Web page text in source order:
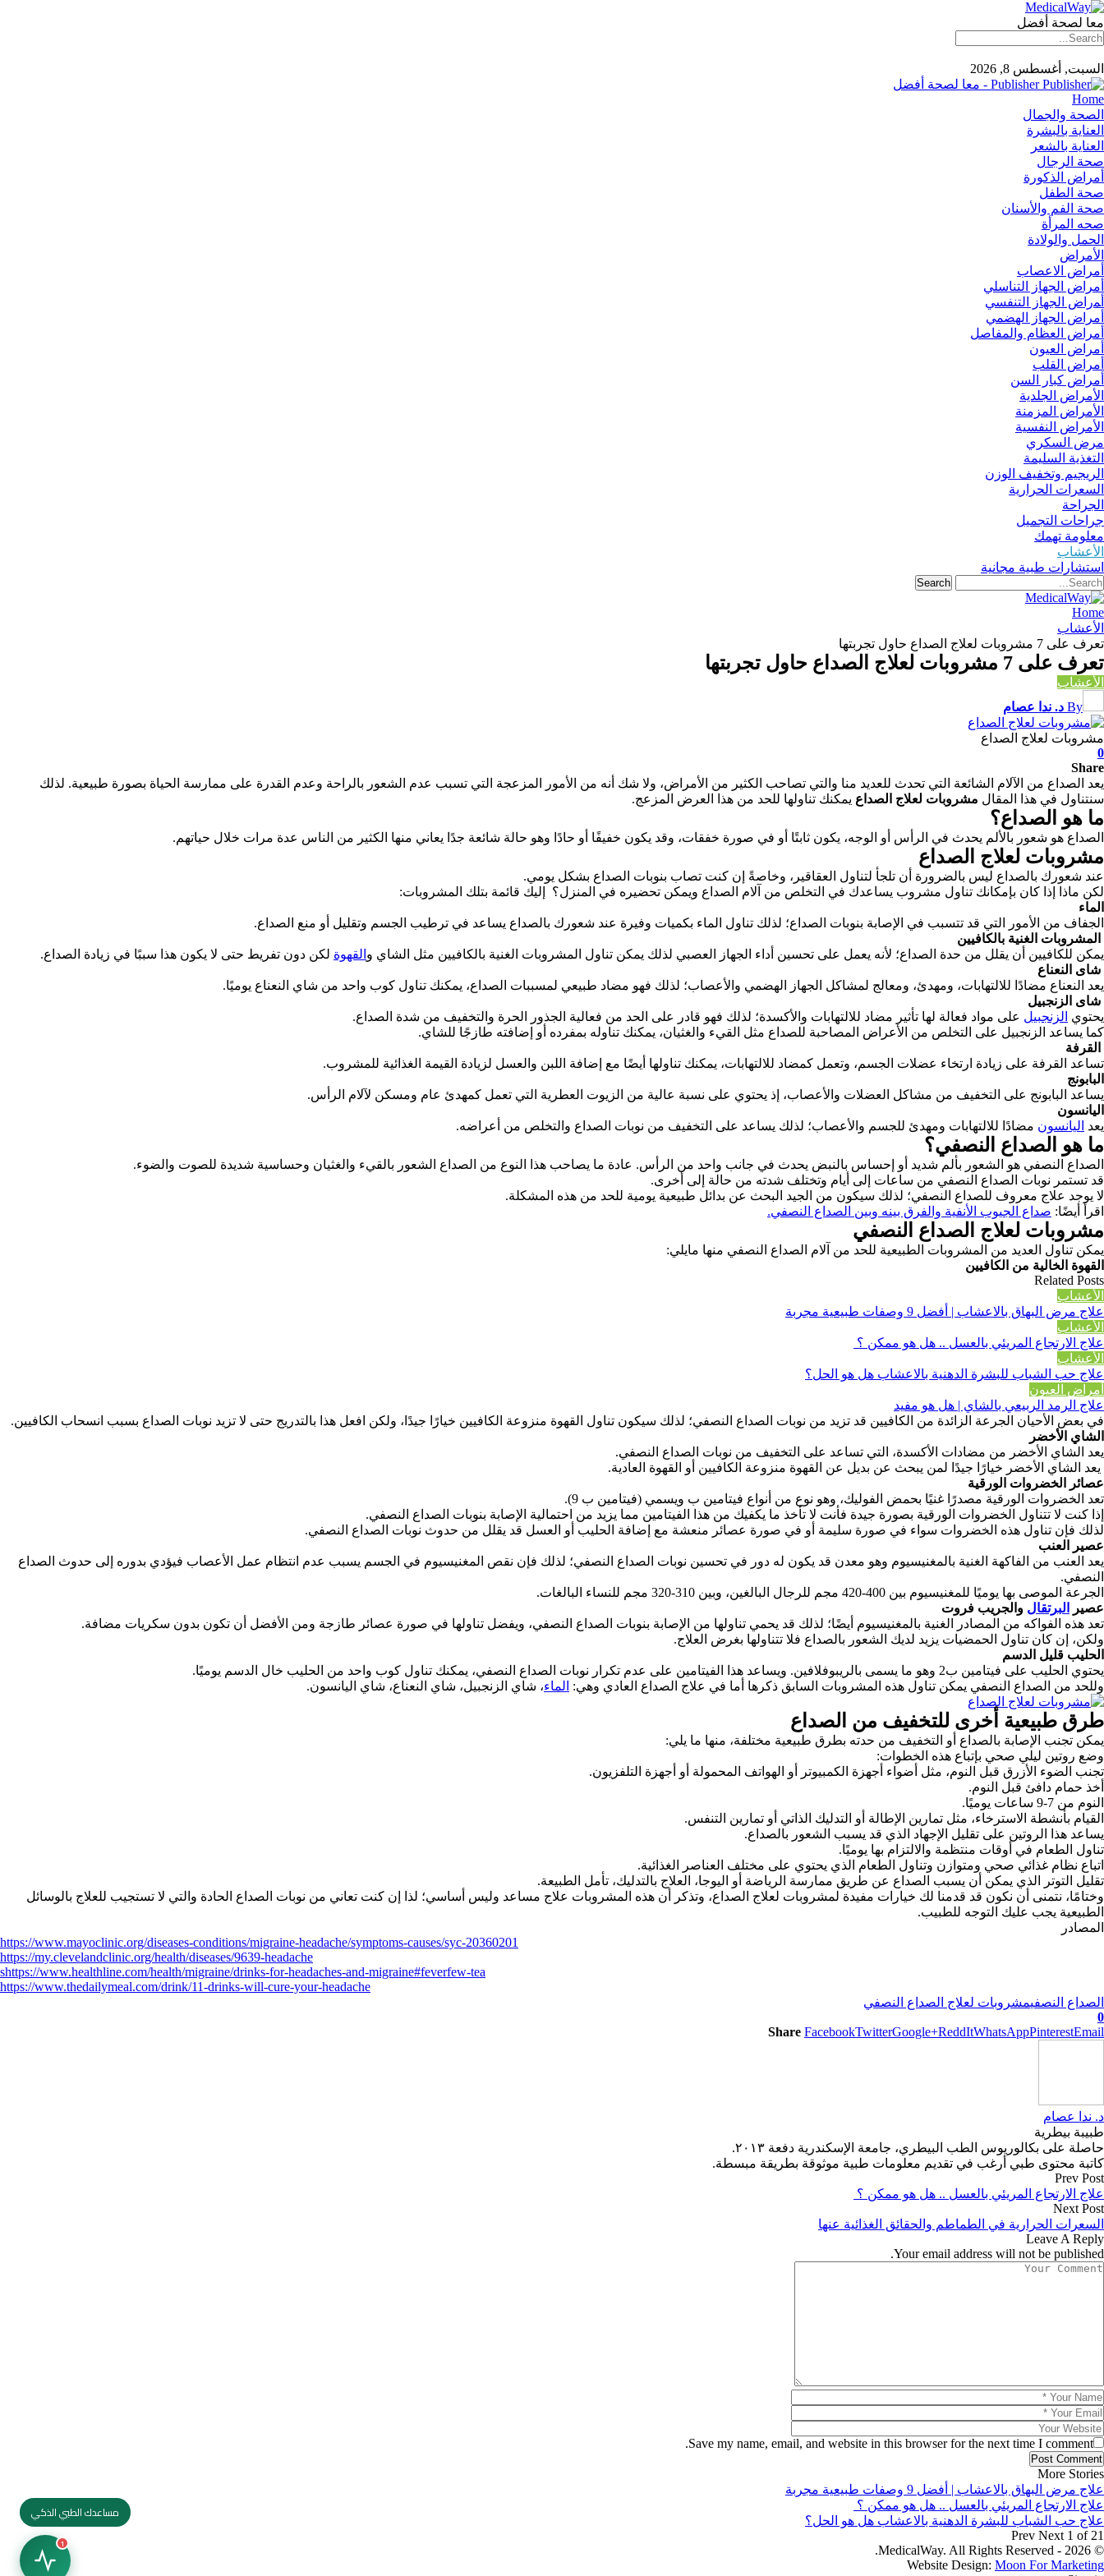
معا لصحة أفضل
السبت, أغسطس 8, 2026
Publisher - معا لصحة أفضل
Home
الصحة والجمال
العناية بالبشرة
العناية بالشعر
صحة الرجال
أمراض الذكورة
صحة الطفل
صحة الفم والأسنان
صحه المرأة
الحمل والولادة
الأمراض
أمراض الاعصاب
أمراض الجهاز التناسلي
أﻤراض اﻟﺠﻬﺎز اﻟﺘﻨﻔﺴﻲ
أمراض الجهاز الهضمي
أمراض العظام والمفاصل
أمراض العيون
أمراض القلب
أمراض كبار السن
الأمراض الجلدية
الأمراض المزمنة
الأمراض النفسية
مرض السكري
التغذية السليمة
الريجيم وتخفيف الوزن
السعرات الحرارية
الجراحة
جراحات التجميل
معلومة تهمك
الأعشاب
استشارات طبية مجانية
Home
الأعشاب
تعرف على 7 مشروبات لعلاج الصداع حاول تجربتها
تعرف على 7 مشروبات لعلاج الصداع حاول تجربتها
الأعشاب
By د. ندا عصام
مشروبات لعلاج الصداع
0
Share
يعد الصداع من الآلام الشائعة التي تحدث للعديد منا والتي تصاحب الكثير من الأمراض، ولا شك أنه من الأمور المزعجة التي تسبب عدم الشعور بالراحة وعدم القدرة على ممارسة الحياة بصورة طبيعية. لذلك
سنتناول في هذا المقال مشروبات لعلاج الصداع يمكنك تناولها للحد من هذا العرض المزعج.
ما هو الصداع؟
الصداع هو شعور بالألم يحدث في الرأس أو الوجه، يكون ثابتًا أو في صورة خفقات، وقد يكون خفيفًا أو حادًا وهو حالة شائعة جدًا يعاني منها الكثير من الناس عدة مرات خلال حياتهم.
مشروبات لعلاج الصداع
عند شعورك بالصداع ليس بالضرورة أن تلجأ لتناول العقاقير، وخاصةً إن كنت تصاب بنوبات الصداع بشكل يومي.
لكن ماذا إذا كان بإمكانك تناول مشروب يساعدك في التخلص من آلام الصداع ويمكن تحضيره في المنزل؟ إليك قائمة بتلك المشروبات:
الماء
الجفاف من الأمور التي قد تتسبب في الإصابة بنوبات الصداع؛ لذلك تناول الماء بكميات وفيرة عند شعورك بالصداع يساعد في ترطيب الجسم وتقليل أو منع الصداع.
المشروبات الغنية بالكافيين
يمكن للكافيين أن يقلل من حدة الصداع؛ لأنه يعمل على تحسين أداء الجهاز العصبي لذلك يمكن تناول المشروبات الغنية بالكافيين مثل الشاي و القهوة لكن دون تفريط حتى لا يكون هذا سببًا في زيادة الصداع.
شاى النعناع
يعد النعناع مضادًا للالتهابات، ومهدئ، ومعالج لمشاكل الجهاز الهضمي والأعصاب؛ لذلك فهو مضاد طبيعي لمسببات الصداع، يمكنك تناول كوب واحد من شاي النعناع يوميًا.
شاى الزنجبيل
يحتوي الزنجبيل على مواد فعالة لها تأثير مضاد للالتهابات والأكسدة؛ لذلك فهو قادر على الحد من فعالية الجذور الحرة والتخفيف من شدة الصداع.
كما يساعد الزنجبيل على التخلص من الأعراض المصاحبة للصداع مثل القيء والغثيان، يمكنك تناوله بمفرده أو إضافته طازجًا للشاي.
القرفة
تساعد القرفة على زيادة ارتخاء عضلات الجسم، وتعمل كمضاد للالتهابات، يمكنك تناولها أيضًا مع إضافة اللبن والعسل لزيادة القيمة الغذائية للمشروب.
البابونج
يساعد البابونج على التخفيف من مشاكل العضلات والأعصاب، إذ يحتوي على نسبة عالية من الزيوت العطرية التي تعمل كمهدئ عام ومسكن لآلام الرأس.
اليانسون
يعد اليانسون مضادًا للالتهابات ومهدئ للجسم والأعصاب؛ لذلك يساعد على التخفيف من نوبات الصداع والتخلص من أعراضه.
ما هو الصداع النصفي؟
الصداع النصفي هو الشعور بألم شديد أو إحساس بالنبض يحدث في جانب واحد من الرأس. عادة ما يصاحب هذا النوع من الصداع الشعور بالقيء والغثيان وحساسية شديدة للصوت والضوء.
قد تستمر نوبات الصداع النصفي من ساعات إلى أيام وتختلف شدته من حالة إلى أخرى.
لا يوجد علاج معروف للصداع النصفي؛ لذلك سيكون من الجيد البحث عن بدائل طبيعية يومية للحد من هذه المشكلة.
اقرأ أيضًا: صداع الجيوب الأنفية والفرق بينه وبين الصداع النصفي.
مشروبات لعلاج الصداع النصفي
يمكن تناول العديد من المشروبات الطبيعية للحد من آلام الصداع النصفي منها مايلي:
القهوة الخالية من الكافيين
Related Posts
الأعشاب
علاج مرض البهاق بالاعشاب | أفضل 9 وصفات طبيعية مجربة
الأعشاب
علاج الارتجاع المريئي بالعسل .. هل هو ممكن ؟
الأعشاب
علاج حب الشباب للبشرة الدهنية بالاعشاب هل هو الحل؟
أمراض العيون
علاج الرمد الربيعي بالشاي | هل هو مفيد
في بعض الأحيان الجرعة الزائدة من الكافيين قد تزيد من نوبات الصداع النصفي؛ لذلك سيكون تناول القهوة منزوعة الكافيين خيارًا جيدًا، ولكن افعل هذا بالتدريج حتى لا تزيد نوبات الصداع بسبب انسحاب الكافيين.
الشاي الأخضر
يعد الشاي الأخضر من مضادات الأكسدة، التي تساعد على التخفيف من نوبات الصداع النصفي.
يعد الشاي الأخضر خيارًا جيدًا لمن يبحث عن بديل عن القهوة منزوعة الكافيين أو القهوة العادية.
عصائر الخضروات الورقية
تعد الخضروات الورقية مصدرًا غنيًا بحمض الفوليك، وهو نوع من أنواع فيتامين ب ويسمي (فيتامين ب 9).
إذا كنت لا تتناول الخضروات الورقية بصورة جيدة فأنت لا تأخذ ما يكفيك من هذا الفيتامين مما يزيد من احتمالية الإصابة بنوبات الصداع النصفي.
لذلك فإن تناول هذه الخضروات سواء في صورة سليمة أو في صورة عصائر منعشة مع إضافة الحليب أو العسل قد يقلل من حدوث نوبات الصداع النصفي.
عصير العنب
يعد العنب من الفاكهة الغنية بالمغنيسيوم وهو معدن قد يكون له دور في تحسين نوبات الصداع النصفي؛ لذلك فإن نقص المغنيسيوم في الجسم يسبب عدم انتظام عمل الأعصاب فيؤدي بدوره إلى حدوث الصداع
النصفي.
الجرعة الموصى بها يوميًا للمغنيسيوم بين 400-420 مجم للرجال البالغين، وبين 310-320 مجم للنساء البالغات.
عصير
البرتقال والجريب فروت
تعد هذه الفواكه من المصادر الغنية بالمغنيسيوم أيضًا؛ لذلك قد يحمي تناولها من الإصابة بنوبات الصداع النصفي، ويفضل تناولها في صورة عصائر طازجة ومن الأفضل أن تكون بدون سكريات مضافة.
ولكن، إن كان تناول الحمضيات يزيد لديك الشعور بالصداع فلا تتناولها بغرض العلاج.
الحليب قليل الدسم
يحتوي الحليب على فيتامين ب2 وهو ما يسمى بالريبوفلافين. ويساعد هذا الفيتامين على عدم تكرار نوبات الصداع النصفي، يمكنك تناول كوب واحد من الحليب خال الدسم يوميًا.
وللحد من الصداع النصفي يمكن تناول هذه المشروبات السابق ذكرها أما في علاج الصداع العادي وهي: الماء، شاي الزنجبيل، شاي النعناع، شاي اليانسون.
طرق طبيعية أخرى للتخفيف من الصداع
يمكن تجنب الإصابة بالصداع أو التخفيف من حدته بطرق طبيعية مختلفة، منها ما يلي:
وضع روتين ليلي صحي بإتباع هذه الخطوات:
تجنب الضوء الأزرق قبل النوم، مثل أضواء أجهزة الكمبيوتر أو الهواتف المحمولة أو أجهزة التلفزيون.
أخذ حمام دافئ قبل النوم.
النوم من 7-9 ساعات يوميًا.
القيام بأنشطة الاسترخاء، مثل تمارين الإطالة أو التدليك الذاتي أو تمارين التنفس.
يساعد هذا الروتين على تقليل الإجهاد الذي قد يسبب الشعور بالصداع.
تناول الطعام في أوقات منتظمة والالتزام بها يوميًا.
اتباع نظام غذائي صحي ومتوازن وتناول الطعام الذي يحتوي على مختلف العناصر الغذائية.
تقليل التوتر الذي يمكن أن يسبب الصداع عن طريق ممارسة الرياضة أو اليوجا، العلاج بالتدليك، تأمل الطبيعة.
وختامًا، نتمنى أن نكون قد قدمنا لك خيارات مفيدة لمشروبات لعلاج الصداع، وتذكر أن هذه المشروبات علاج مساعد وليس أساسي؛ لذا إن كنت تعاني من نوبات الصداع الحادة والتي لا تستجيب للعلاج بالوسائل
الطبيعية يجب عليك التوجه للطبيب.
المصادر
https://www.mayoclinic.org/diseases-conditions/migraine-headache/symptoms-causes/syc-20360201
https://my.clevelandclinic.org/health/diseases/9639-headache
shttps://www.healthline.com/health/migraine/drinks-for-headaches-and-migraine#feverfew-tea
https://www.thedailymeal.com/drink/11-drinks-will-cure-your-headache
الصداع النصفيمشروبات لعلاج الصداع النصفي
0
Share FacebookTwitterGoogle+ReddItWhatsAppPinterestEmail
د. ندا عصام
طبيبة بيطرية
حاصلة على بكالوريوس الطب البيطري، جامعة الإسكندرية دفعة ٢٠١٣.
كاتبة محتوى طبي أرغب في تقديم معلومات طبية موثوقة بطريقة مبسطة.
Prev Post
علاج الارتجاع المريئي بالعسل .. هل هو ممكن ؟
Next Post
السعرات الحرارية في الطماطم والحقائق الغذائية عنها
Leave A Reply
Your email address will not be published.
Save my name, email, and website in this browser for the next time I comment.
More Stories
علاج مرض البهاق بالاعشاب | أفضل 9 وصفات طبيعية مجربة
علاج الارتجاع المريئي بالعسل .. هل هو ممكن ؟
علاج حب الشباب للبشرة الدهنية بالاعشاب هل هو الحل؟
Prev Next 1 of 21
© 2026 - MedicalWay. All Rights Reserved.
Website Design: Moon For Marketing
مساعدك الطبي الذكي
1